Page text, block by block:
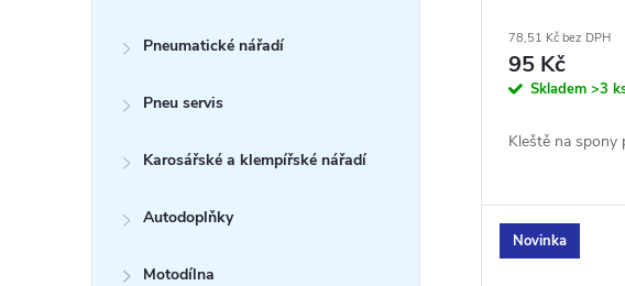
Pneumatické nářadí
Pneu servis
Karosářské a klempířské nářadí
Autodoplňky
Motodílna
u
k
78,51 Kč bez DPH
95 Kč
Skladem >3
Kleště na spony
Novinka